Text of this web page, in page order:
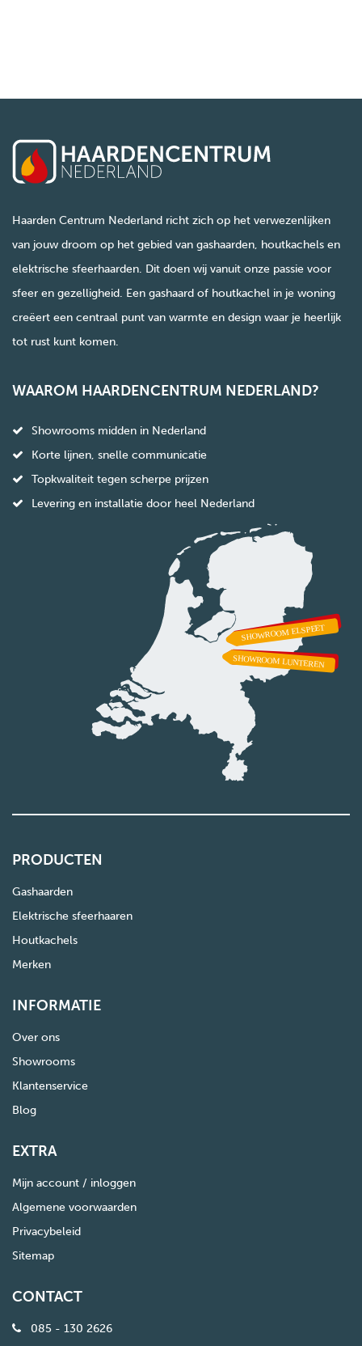
Haarden Centrum Nederland richt zich op het verwezenlijken
van jouw droom op het gebied van gashaarden, houtkachels en
elektrische sfeerhaarden. Dit doen wij vanuit onze passie voor
sfeer en gezelligheid. Een gashaard of houtkachel in je woning
creëert een centraal punt van warmte en design waar je heerlijk
tot rust kunt komen.
WAAROM HAARDENCENTRUM NEDERLAND?
Showrooms midden in Nederland
Korte lijnen, snelle communicatie
Topkwaliteit tegen scherpe prijzen
Levering en installatie door heel Nederland
PRODUCTEN
Gashaarden
Elektrische sfeerhaaren
Houtkachels
Merken
INFORMATIE
Over ons
Showrooms
Klantenservice
Blog
EXTRA
Mijn account / inloggen
Algemene voorwaarden
Privacybeleid
Sitemap
CONTACT
085 - 130 2626